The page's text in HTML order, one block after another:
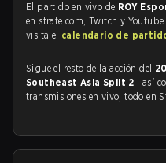
El partido en vivo de ROY
en strafe.com, Twitch y
visita el calendario de
Sigue el resto de la acción del
Southeast Asia Split 2 , así
transmisiones en vivo, todo en